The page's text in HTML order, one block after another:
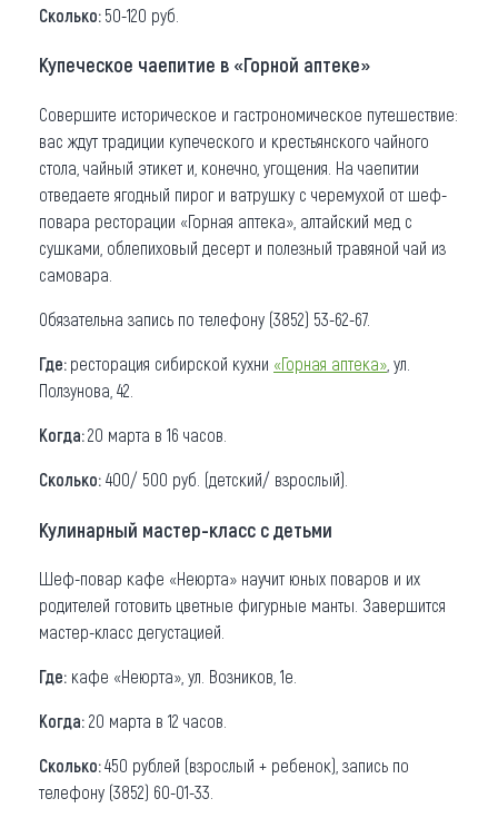
Сколько: 50-120 руб.
Купеческое чаепитие в «Горной аптеке»
Совершите историческое и гастрономическое путешествие:
вас ждут традиции купеческого и крестьянского чайного
стола, чайный этикет и, конечно, угощения. На чаепитии
отведаете ягодный пирог и ватрушку с черемухой от шеф-
повара ресторации «Горная аптека», алтайский мед с
сушками, облепиховый десерт и полезный травяной чай из
самовара.
Обязательна запись по телефону (3852) 53-62-67.
Где: ресторация сибирской кухни «Горная аптека» , ул.
Ползунова, 42.
Когда:20 марта в 16 часов.
Сколько: 400/ 500 руб. (детский/ взрослый).
Кулинарный мастер-класс с детьми
Шеф-повар кафе «Неюрта» научит юных поваров и их
родителей готовить цветные фигурные манты. Завершится
мастер-класс дегустацией.
Где: кафе «Неюрта», ул. Возников, 1е.
Когда: 20 марта в 12 часов.
Сколько:450 рублей (взрослый + ребенок), запись по
телефону (3852) 60-01-33.